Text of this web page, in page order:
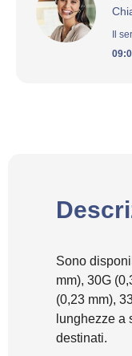
Il
Sono
mm), 30G
(0,23 mm),
lunghezze a
destinati.